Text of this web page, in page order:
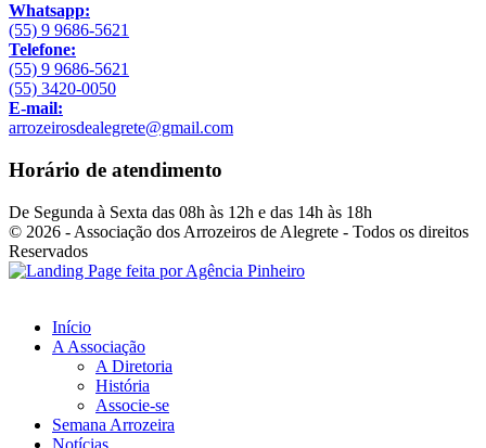
Whatsapp:
(55) 9 9686-5621
Telefone:
(55) 9 9686-5621
(55) 3420-0050
E-mail:
arrozeirosdealegrete@gmail.com
Horário de atendimento
De Segunda à Sexta das 08h às 12h e das 14h às 18h
© 2026 - Associação dos Arrozeiros de Alegrete - Todos os direitos
Reservados
Início
A Associação
A Diretoria
História
Associe-se
Semana Arrozeira
Notícias